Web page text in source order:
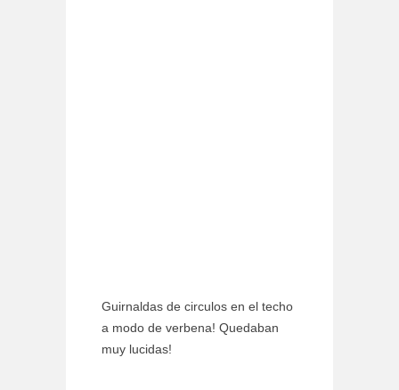
Guirnaldas de circulos en el techo
a modo de verbena! Quedaban
muy lucidas!